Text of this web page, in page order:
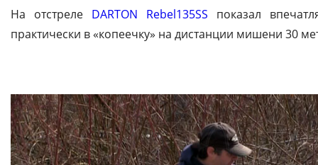
На отстреле DARTON Rebel135SS показал
практически в «копеечку» на дистанции мишени 30